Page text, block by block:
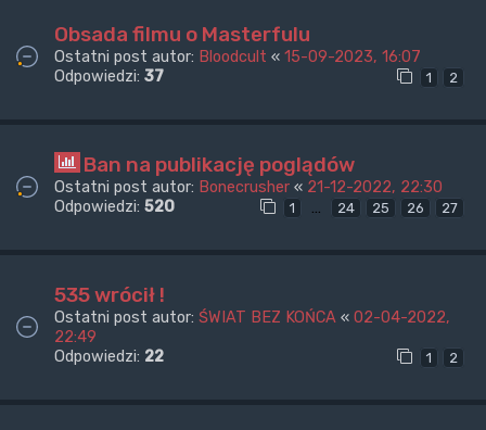
Obsada filmu o Masterfulu
Ostatni post autor: Bloodcult « 15-09-2023, 16:07
Odpowiedzi: 37 1 2
Ban na publikację poglądów
Ostatni post autor: Bonecrusher « 21-12-2022, 22:30
Odpowiedzi: 520 1 … 24 25 26 27
535 wrócił !
Ostatni post autor: ŚWIAT BEZ KOŃCA « 02-04-2022,
22:49
Odpowiedzi: 22 1 2